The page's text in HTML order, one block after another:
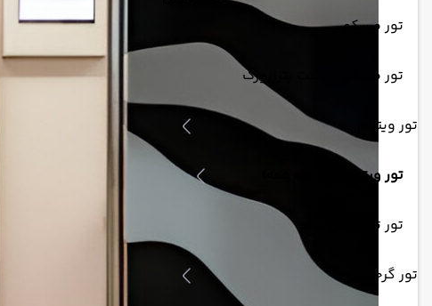
تور مسکو
تور مسکو + سنت پترزبورگ
تور ویتنام
تور ویتنام
تور ترکیبی ویتنام
تور گرجستان